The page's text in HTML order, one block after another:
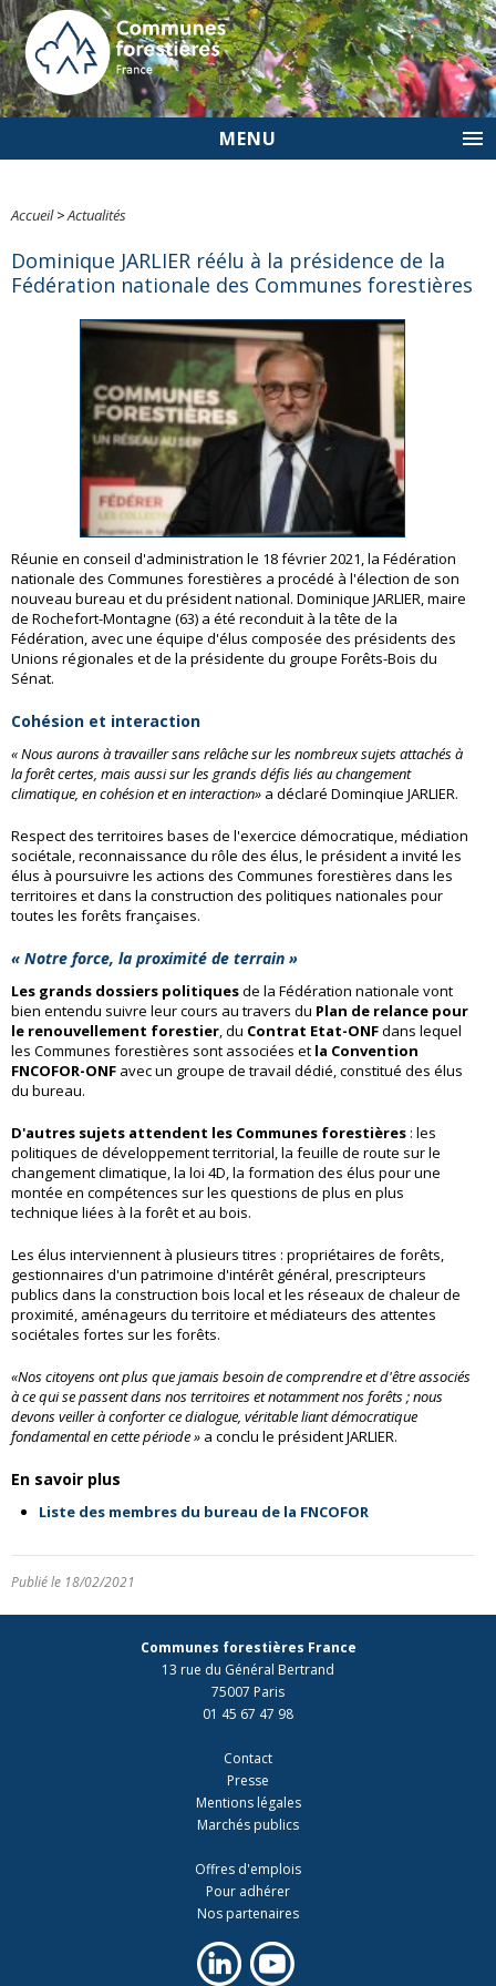
MENU
Accueil>Actualités
Dominique JARLIER réélu à la présidence de la
Fédération nationale des Communes forestières
Réunie en conseil d'administration le 18 février 2021, la Fédération
nationale des Communes forestières a procédé à l'élection de son
nouveau bureau et du président national. Dominique JARLIER, maire
de Rochefort-Montagne (63) a été reconduit à la tête de la
Fédération, avec une équipe d'élus composée des présidents des
Unions régionales et de la présidente du groupe Forêts-Bois du
Sénat.
Cohésion et interaction
« Nous aurons à travailler sans relâche sur les nombreux sujets attachés à
la forêt certes, mais aussi sur les grands défis liés au changement
climatique, en cohésion et en interaction» a déclaré Dominqiue JARLIER.
Respect des territoires bases de l'exercice démocratique, médiation
sociétale, reconnaissance du rôle des élus, le président a invité les
élus à poursuivre les actions des Communes forestières dans les
territoires et dans la construction des politiques nationales pour
toutes les forêts françaises.
« Notre force, la proximité de terrain »
Les grands dossiers politiquesde la Fédération nationale vont
bien entendu suivre leur cours au travers du Plan de relance pour
le renouvellement forestier , du Contrat Etat-ONFdans lequel
les Communes forestières sont associées et la Convention
FNCOFOR-ONF avec un groupe de travail dédié, constitué des élus
du bureau.
D'autres sujets attendent les Communes forestières : les
politiques de développement territorial, la feuille de route sur le
changement climatique, la loi 4D, la formation des élus pour une
montée en compétences sur les questions de plus en plus
technique liées à la forêt et au bois.
Les élus interviennent à plusieurs titres : propriétaires de forêts,
gestionnaires d'un patrimoine d'intérêt général, prescripteurs
publics dans la construction bois local et les réseaux de chaleur de
proximité, aménageurs du territoire et médiateurs des attentes
sociétales fortes sur les forêts.
«Nos citoyens ont plus que jamais besoin de comprendre et d'être associés
à ce qui se passent dans nos territoires et notamment nos forêts ; nous
devons veiller à conforter ce dialogue, véritable liant démocratique
fondamental en cette période » a conclu le président JARLIER.
En savoir plus
Liste des membres du bureau de la FNCOFOR
Publié le 18/02/2021
Communes forestières France
13 rue du Général Bertrand
75007 Paris
01 45 67 47 98
Contact
Presse
Mentions légales
Marchés publics
Offres d'emplois
Pour adhérer
Nos partenaires